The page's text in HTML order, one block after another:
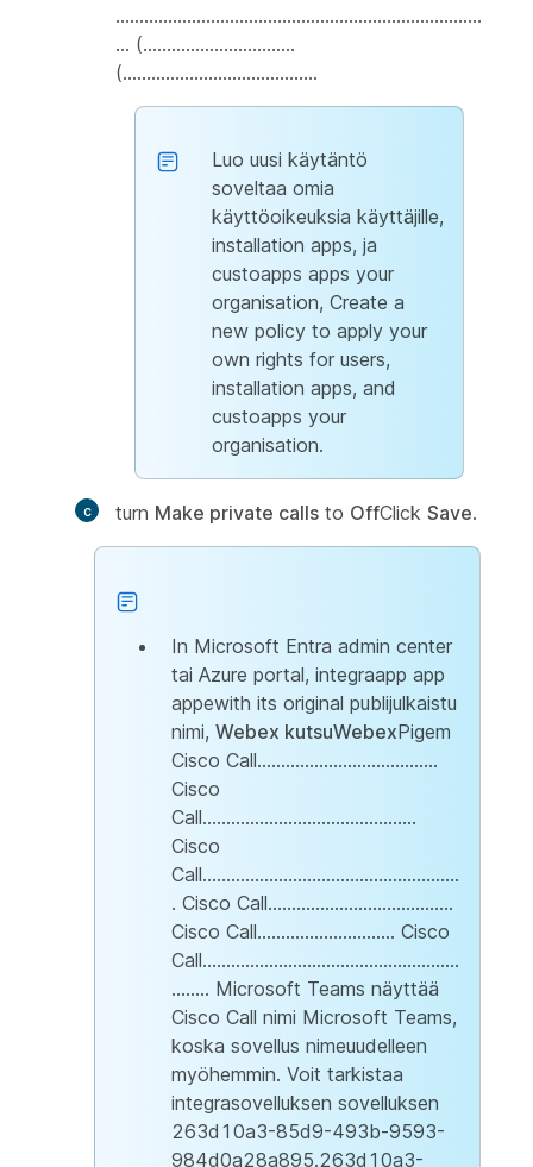
.............................................................................
... (................................
(.........................................
Luo uusi käytäntö
soveltaa omia
käyttöoikeuksia käyttäjille,
installation apps, ja
custoapps apps your
organisation, Create a
new policy to apply your
own rights for users,
installation apps, and
custoapps your
organisation.
turn Make private calls to OffClick Save.
In Microsoft Entra admin center
tai Azure portal, integraapp app
appewith its original publijulkaistu
nimi, Webex kutsuWebexPigem
Cisco Call......................................
Cisco
Call.............................................
Cisco
Call......................................................
. Cisco Call.......................................
Cisco Call............................. Cisco
Call......................................................
........ Microsoft Teams näyttää
Cisco Call nimi Microsoft Teams,
koska sovellus nimeuudelleen
myöhemmin. Voit tarkistaa
integrasovelluksen sovelluksen
263d10a3-85d9-493b-9593-
984d0a28a895.263d10a3-